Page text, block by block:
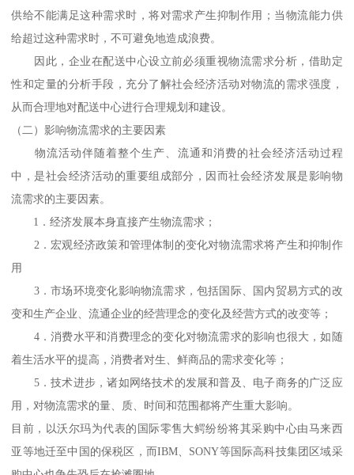
供给不能满足这种需求时，将对需求产生抑制作用；当物流能力供
给超过这种需求时，不可避免地造成浪费。
因此，企业在配送中心设立前必须重视物流需求分析，借助定
性和定量的分析手段，充分了解社会经济活动对物流的需求强度，
从而合理地对配送中心进行合理规划和建设。
（二）影响物流需求的主要因素
物流活动伴随着整个生产、流通和消费的社会经济活动过程
中，是社会经济活动的重要组成部分，因而社会经济发展是影响物
流需求的主要因素。
1．经济发展本身直接产生物流需求；
2．宏观经济政策和管理体制的变化对物流需求将产生和抑制作
用
3．市场环境变化影响物流需求，包括国际、国内贸易方式的改
变和生产企业、流通企业的经营理念的变化及经营方式的改变等；
4．消费水平和消费理念的变化对物流需求的影响也很大，如随
着生活水平的提高，消费者对生、鲜商品的需求变化等；
5．技术进步，诸如网络技术的发展和普及、电子商务的广泛应
用，对物流需求的量、质、时间和范围都将产生重大影响。
目前，以沃尔玛为代表的国际零售大鳄纷纷将其采购中心由马来西
亚等地迁至中国的保税区，而IBM、SONY等国际高科技集团区域采